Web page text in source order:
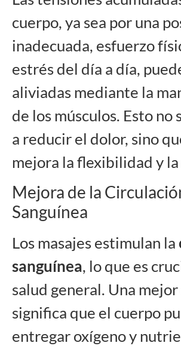
cuerpo, ya sea por una
inadecuada, esfuerzo
estrés del día a día,
aliviadas mediante la
de los músculos. Esto no
a reducir el dolor, sino
mejora la flexibilidad y
Mejora de la
Sanguínea
Los masajes estimulan la
sanguínea, lo que es
salud general. Una
significa que el cuerpo
entregar oxígeno y